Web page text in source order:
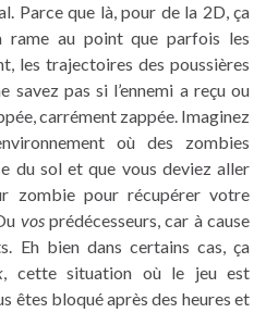
Parce que là, pour de la 2D, ça
rame au point que parfois les
les trajectoires des poussières
savez pas si l’ennemi a reçu ou
carrément zappée. Imaginez
où des zombies
du sol et que vous deviez aller
zombie pour récupérer votre
vosprédécesseurs, car à cause
Eh bien dans certains cas, ça
, cette situation où le jeu est
êtes bloqué après des heures et